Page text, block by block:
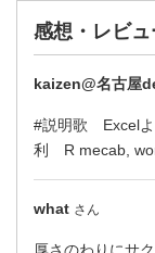
感想・レビュ
kaizen@名古屋
#説明歌 Excelよ
利 R mecab,
what さん
厚さのわりにサ